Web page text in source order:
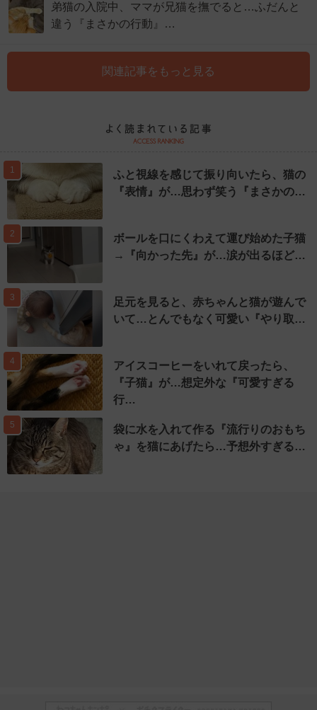
弟猫の入院中、ママが兄猫を撫でると…ふだんと
違う『まさかの行動』…
関連記事をもっと見る
1
ふと視線を感じて振り向いたら、猫の
『表情』が…思わず笑う『まさかの…
2
ボールを口にくわえて運び始めた子猫
→『向かった先』が…涙が出るほど…
3
足元を見ると、赤ちゃんと猫が遊んで
いて…とんでもなく可愛い『やり取…
4
アイスコーヒーをいれて戻ったら、
『子猫』が…想定外な『可愛すぎる
行…
5
袋に水を入れて作る『流行りのおもち
ゃ』を猫にあげたら…予想外すぎる…